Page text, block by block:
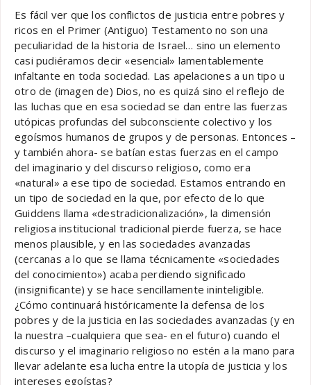
Es fácil ver que los conflictos de justicia entre pobres y
ricos en el Primer (Antiguo) Testamento no son una
peculiaridad de la historia de Israel… sino un elemento
casi pudiéramos decir «esencial» lamentablemente
infaltante en toda sociedad. Las apelaciones a un tipo u
otro de (imagen de) Dios, no es quizá sino el reflejo de
las luchas que en esa sociedad se dan entre las fuerzas
utópicas profundas del subconsciente colectivo y los
egoísmos humanos de grupos y de personas. Entonces –
y también ahora- se batían estas fuerzas en el campo
del imaginario y del discurso religioso, como era
«natural» a ese tipo de sociedad. Estamos entrando en
un tipo de sociedad en la que, por efecto de lo que
Guiddens llama «destradicionalización», la dimensión
religiosa institucional tradicional pierde fuerza, se hace
menos plausible, y en las sociedades avanzadas
(cercanas a lo que se llama técnicamente «sociedades
del conocimiento») acaba perdiendo significado
(insignificante) y se hace sencillamente ininteligible.
¿Cómo continuará históricamente la defensa de los
pobres y de la justicia en las sociedades avanzadas (y en
la nuestra –cualquiera que sea- en el futuro) cuando el
discurso y el imaginario religioso no estén a la mano para
llevar adelante esa lucha entre la utopía de justicia y los
intereses egoístas?